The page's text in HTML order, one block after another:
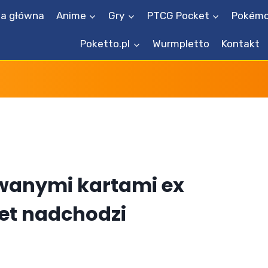
główna Anime Gry PTCG Pocket
Poketto.pl Wurmpletto Kontakt
kartami ex
nadchodzi